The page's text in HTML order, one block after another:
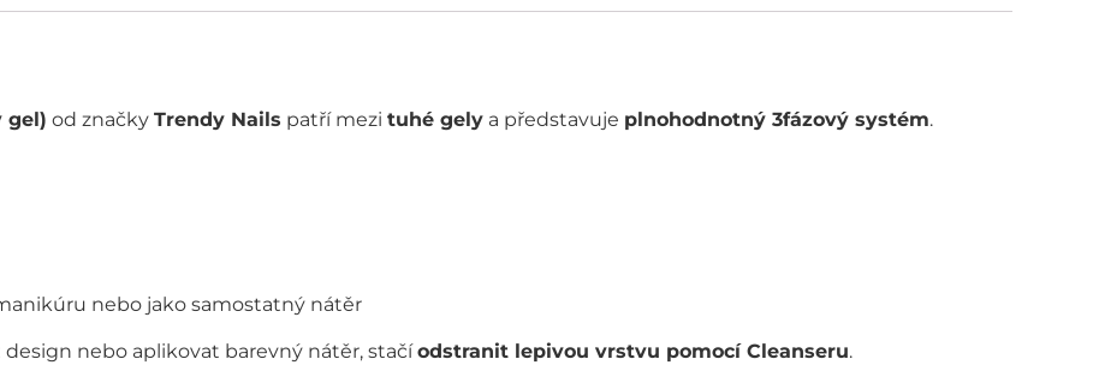
gel) od značky Trendy Nails patří mezi tuhé gely a představuje plnohodnotný 3fázový systém.
nebo jako samostatný nátěr
nebo aplikovat barevný nátěr, stačíodstranit lepivou vrstvu pomocí Cleanseru.